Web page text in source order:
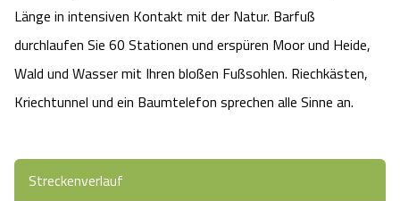
Länge in intensiven Kontakt mit der Natur. Barfuß
durchlaufen Sie 60 Stationen und erspüren Moor und Heide,
Wald und Wasser mit Ihren bloßen Fußsohlen. Riechkästen,
Kriechtunnel und ein Baumtelefon sprechen alle Sinne an.
Streckenverlauf